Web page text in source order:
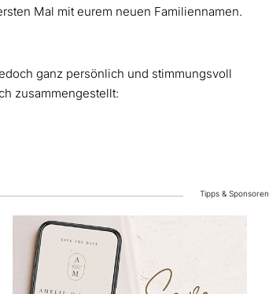
Mal mit eurem neuen Familiennamen.
ganz persönlich und stimmungsvoll
zusammengestellt:
Tipps & Sponsoren